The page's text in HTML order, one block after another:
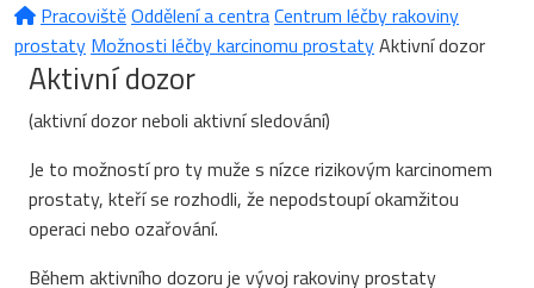
PracovištěOddělení a centraCentrum léčby rakoviny
prostaty Možnosti léčby karcinomu prostatyAktivní dozor
Aktivní dozor
(aktivní dozor neboli aktivní sledování)
Je to možností pro ty muže s nízce rizikovým karcinomem
prostaty, kteří se rozhodli, že nepodstoupí okamžitou
operaci nebo ozařování.
Během aktivního dozoru je vývoj rakoviny prostaty